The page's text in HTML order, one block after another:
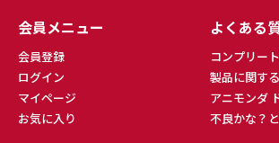
会員メニュー
会員登録
ログイン
マイページ
お気に入り
よくある
コンプリー
製品に関す
アニモンダ
不良かな？